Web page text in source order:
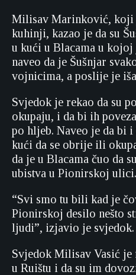
Milisav Marinković, koji
kuhinji, kazao je da su
u kući u Blacama u
naveo da je Šušnjar
vojnicima, a poslije je
Svjedok je rekao da su
okupaju, i da bi ih
po hljeb. Naveo je da bi
kući da se obrije ili
da je u Blacama čuo da
ubistva u Pionirskoj ulici.
“Svi smo tu bili kad je
Pionirskoj desilo nešto
ljudi”, izjavio je svjedok.
Svjedok Milisav Vasić
u Ruištu i da su im